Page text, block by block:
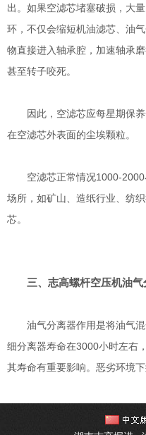
出。如果空滤芯堵塞破损，大
环，不仅会缩短机油滤芯、油
物直接进入轴承腔，加速轴承
甚至转子咬死。
因此，空滤芯应每星期保养
在空滤芯外表面的尘埃颗粒。
空滤芯正常情况1000-2000
场所，如矿山、造纸行业、纺
芯。
三、志高螺杆空压机油
油气分离器作用是将油气混
细分离器寿命在3000小时左右
其寿命有重要影响。恶劣环境